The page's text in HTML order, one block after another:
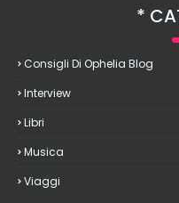
Consigli Di Ophelia Blog
Interview
Libri
Musica
Viaggi